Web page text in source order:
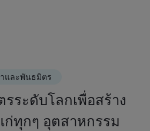
และพันธมิตร
ระดับโลกเพื่อสร้าง
ก่ทุกๆ อุตสาหกรรม